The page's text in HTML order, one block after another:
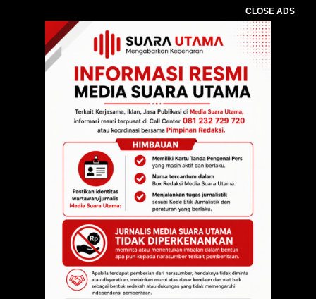
CLOSE ADS